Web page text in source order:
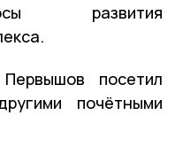
развития
посетил
почётными